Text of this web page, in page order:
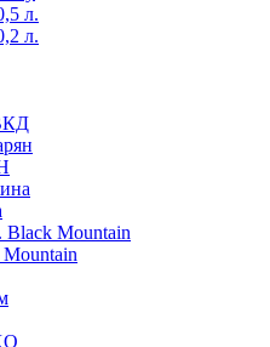
л.
л.
Black Mountain